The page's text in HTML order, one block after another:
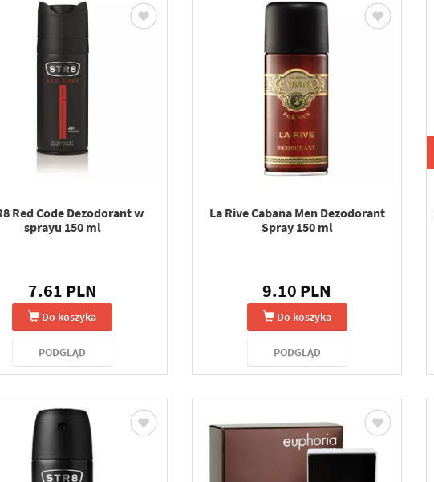
Red Code Dezodorant w
sprayu 150 ml
7.61 PLN
Do koszyka
PODGLĄD
La Rive Cabana Men Dezodorant
Spray 150 ml
9.10 PLN
Do koszyka
PODGLĄD